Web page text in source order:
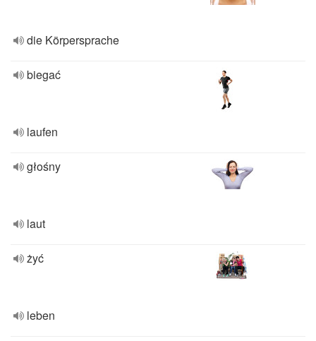
die Körpersprache
biegać
laufen
głośny
laut
żyć
leben